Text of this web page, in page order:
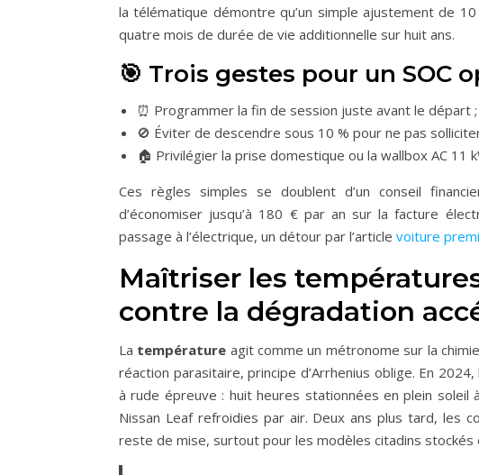
la télématique démontre qu’un simple ajustement de
quatre mois de durée de vie additionnelle sur huit ans.
🎯 Trois gestes pour un SOC
⏰ Programmer la fin de session juste avant le
🚫 Éviter de descendre sous 10 % pour ne pas
🏠 Privilégier la prise domestique ou la wallbox AC 11
Ces règles simples se doublent d’un conseil
d’économiser jusqu’à 180 € par an sur la facture
passage à l’électrique, un détour par l’article voiture
Maîtriser les
contre la dégradation
La température agit comme un métronome sur la
réaction parasitaire, principe d’Arrhenius oblige. En
à rude épreuve : huit heures stationnées en plein
Nissan Leaf refroidies par air. Deux ans plus tard, les
reste de mise, surtout pour les modèles citadins stockés